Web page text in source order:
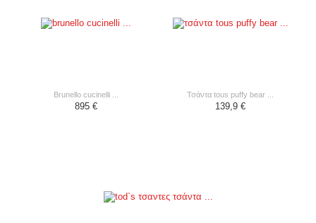
brunello cucinelli ...
895 €
τσάντα tous puffy bear ...
139,9 €